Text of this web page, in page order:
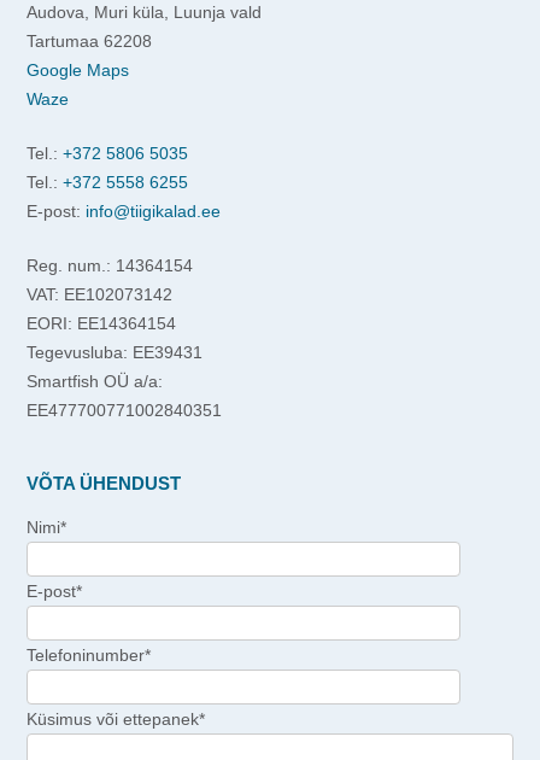
Audova, Muri küla, Luunja vald
Tartumaa 62208
Google Maps
Waze
Tel.: +372 5806 5035
Tel.: +372 5558 6255
E-post: info@tiigikalad.ee
Reg. num.: 14364154
VAT: EE102073142
EORI: EE14364154
Tegevusluba: EE39431
Smartfish OÜ a/a:
EE477700771002840351
VÕTA ÜHENDUST
Nimi*
E-post*
Telefoninumber*
Küsimus või ettepanek*